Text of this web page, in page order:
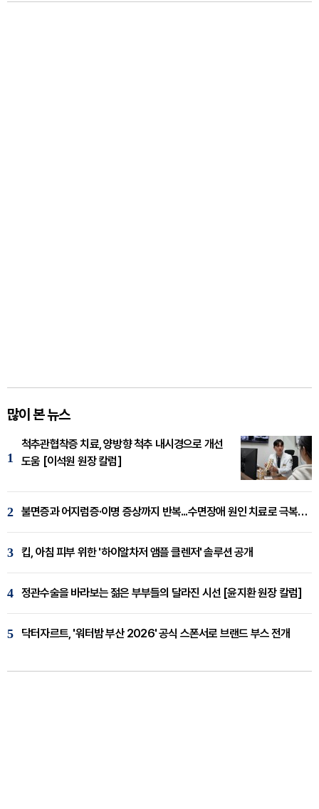
많이 본 뉴스
1
척추관협착증 치료, 양방향 척추 내시경으로 개선
도움 [이석원 원장 칼럼]
2 불면증과 어지럼증·이명 증상까지 반복...수면장애 원인 치료로 극복해야
3 킵, 아침 피부 위한 '하이알차저 앰플 클렌저' 솔루션 공개
4 정관수술을 바라보는 젊은 부부들의 달라진 시선 [윤지환 원장 칼럼]
5 닥터자르트, '워터밤 부산 2026' 공식 스폰서로 브랜드 부스 전개